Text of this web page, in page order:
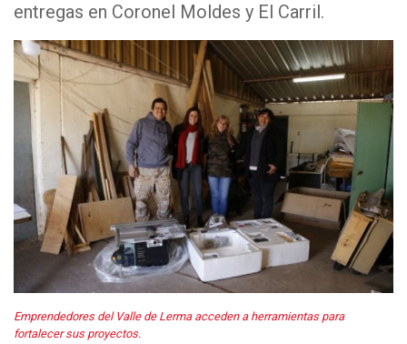
entregas en Coronel Moldes y El Carril.
Emprendedores del Valle de Lerma acceden a herramientas para
fortalecer sus proyectos.